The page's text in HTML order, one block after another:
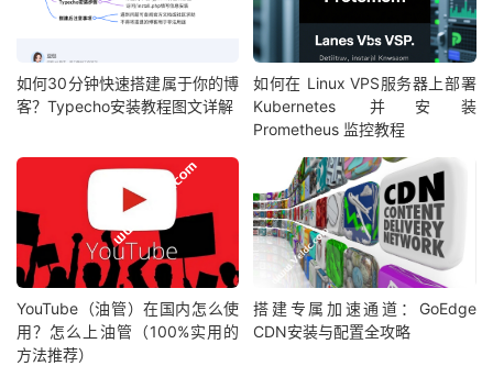
如何30分钟快速搭建属于你的博
客？Typecho安装教程图文详解
如何在 Linux VPS服务器上部署
Kubernetes 并安装
Prometheus 监控教程
YouTube（油管）在国内怎么使
用？怎么上油管（100%实用的
方法推荐）
搭建专属加速通道：GoEdge
CDN安装与配置全攻略